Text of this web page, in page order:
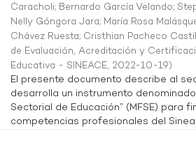
Caracholi; Bernardo García Velando;
Nelly Góngora Jara; María Rosa
Chávez Ruesta; Cristhian Pacheco
de Evaluación, Acreditación y
Educativa - SINEACE, 2022-10-19)
El presente documento describe al
desarrolla un instrumento denominado
Sectorial de Educación” (MFSE) para
competencias profesionales del